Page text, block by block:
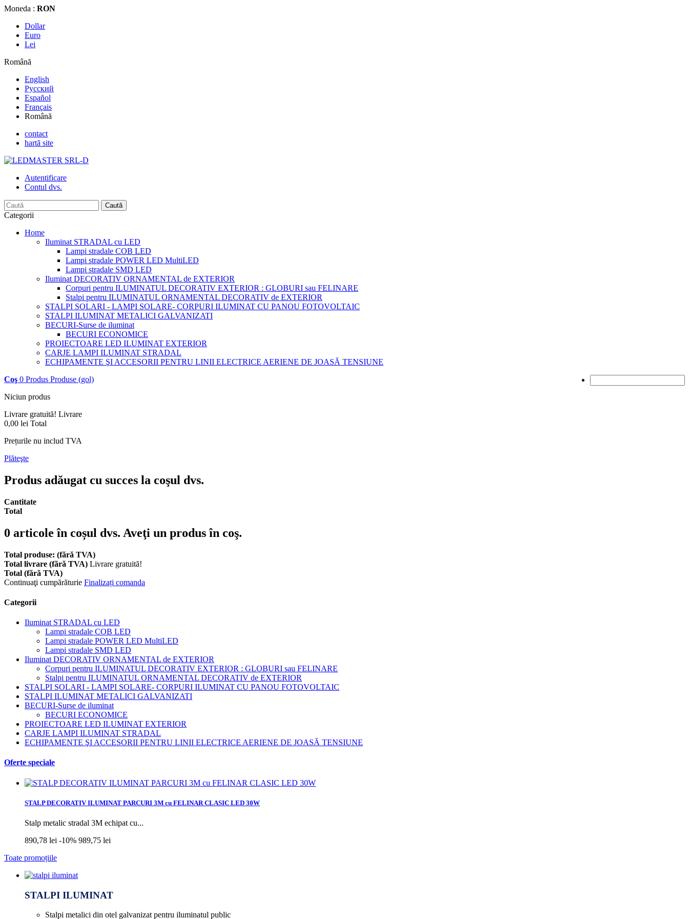
Moneda : RON
Dollar
Euro
Lei
Română
English
Русский
Español
Français
Română
contact
hartă site
Autentificare
Contul dvs.
Caută
Categorii
Home
Iluminat STRADAL cu LED
Lampi stradale COB LED
Lampi stradale POWER LED MultiLED
Lampi stradale SMD LED
Iluminat DECORATIV ORNAMENTAL de EXTERIOR
Corpuri pentru ILUMINATUL DECORATIV EXTERIOR : GLOBURI sau FELINARE
Stalpi pentru ILUMINATUL ORNAMENTAL DECORATIV de EXTERIOR
STALPI SOLARI - LAMPI SOLARE- CORPURI ILUMINAT CU PANOU FOTOVOLTAIC
STALPI ILUMINAT METALICI GALVANIZATI
BECURI-Surse de iluminat
BECURI ECONOMICE
PROIECTOARE LED ILUMINAT EXTERIOR
CARJE LAMPI ILUMINAT STRADAL
ECHIPAMENTE ŞI ACCESORII PENTRU LINII ELECTRICE AERIENE DE JOASĂ TENSIUNE
Coş 0 Produs Produse (gol)
Niciun produs
Livrare gratuită! Livrare
0,00 lei Total
Prețurile nu includ TVA
Plăteşte
Produs adăugat cu succes la coşul dvs.
Cantitate
Total
0 articole în coșul dvs. Aveţi un produs în coş.
Total produse: (fără TVA)
Total livrare (fără TVA) Livrare gratuită!
Total (fără TVA)
Continuaţi cumpărăturie Finalizați comanda
Categorii
Iluminat STRADAL cu LED
Lampi stradale COB LED
Lampi stradale POWER LED MultiLED
Lampi stradale SMD LED
Iluminat DECORATIV ORNAMENTAL de EXTERIOR
Corpuri pentru ILUMINATUL DECORATIV EXTERIOR : GLOBURI sau FELINARE
Stalpi pentru ILUMINATUL ORNAMENTAL DECORATIV de EXTERIOR
STALPI SOLARI - LAMPI SOLARE- CORPURI ILUMINAT CU PANOU FOTOVOLTAIC
STALPI ILUMINAT METALICI GALVANIZATI
BECURI-Surse de iluminat
BECURI ECONOMICE
PROIECTOARE LED ILUMINAT EXTERIOR
CARJE LAMPI ILUMINAT STRADAL
ECHIPAMENTE ŞI ACCESORII PENTRU LINII ELECTRICE AERIENE DE JOASĂ TENSIUNE
Oferte speciale
STALP DECORATIV ILUMINAT PARCURI 3M cu FELINAR CLASIC LED 30W
Stalp metalic stradal 3M echipat cu...
890,78 lei -10% 989,75 lei
Toate promoțiile
STALPI ILUMINAT
Stalpi metalici din otel galvanizat pentru iluminatul public